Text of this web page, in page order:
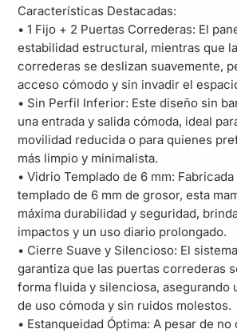
Características Destacadas:
• 1 Fijo + 2 Puertas Correderas: El
estabilidad estructural, mientras que
correderas se deslizan suavemente,
acceso cómodo y sin invadir el
• Sin Perfil Inferior: Este diseño sin
una entrada y salida cómoda, ideal
movilidad reducida o para quienes
más limpio y minimalista.
• Vidrio Templado de 6 mm:
templado de 6 mm de grosor, esta
máxima durabilidad y seguridad,
impactos y un uso diario prolongado.
• Cierre Suave y Silencioso: El
garantiza que las puertas correderas
forma fluida y silenciosa, asegurando
de uso cómoda y sin ruidos molestos.
• Estanqueidad Óptima: A pesar de